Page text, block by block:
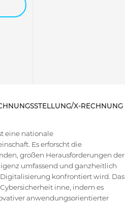
X-RECHNUNG
eine nationale
Es erforscht die
großen Herausforderungen der
umfassend und ganzheitlich
konfrontiert wird. Das
inne, indem es
anwendungsorientierter